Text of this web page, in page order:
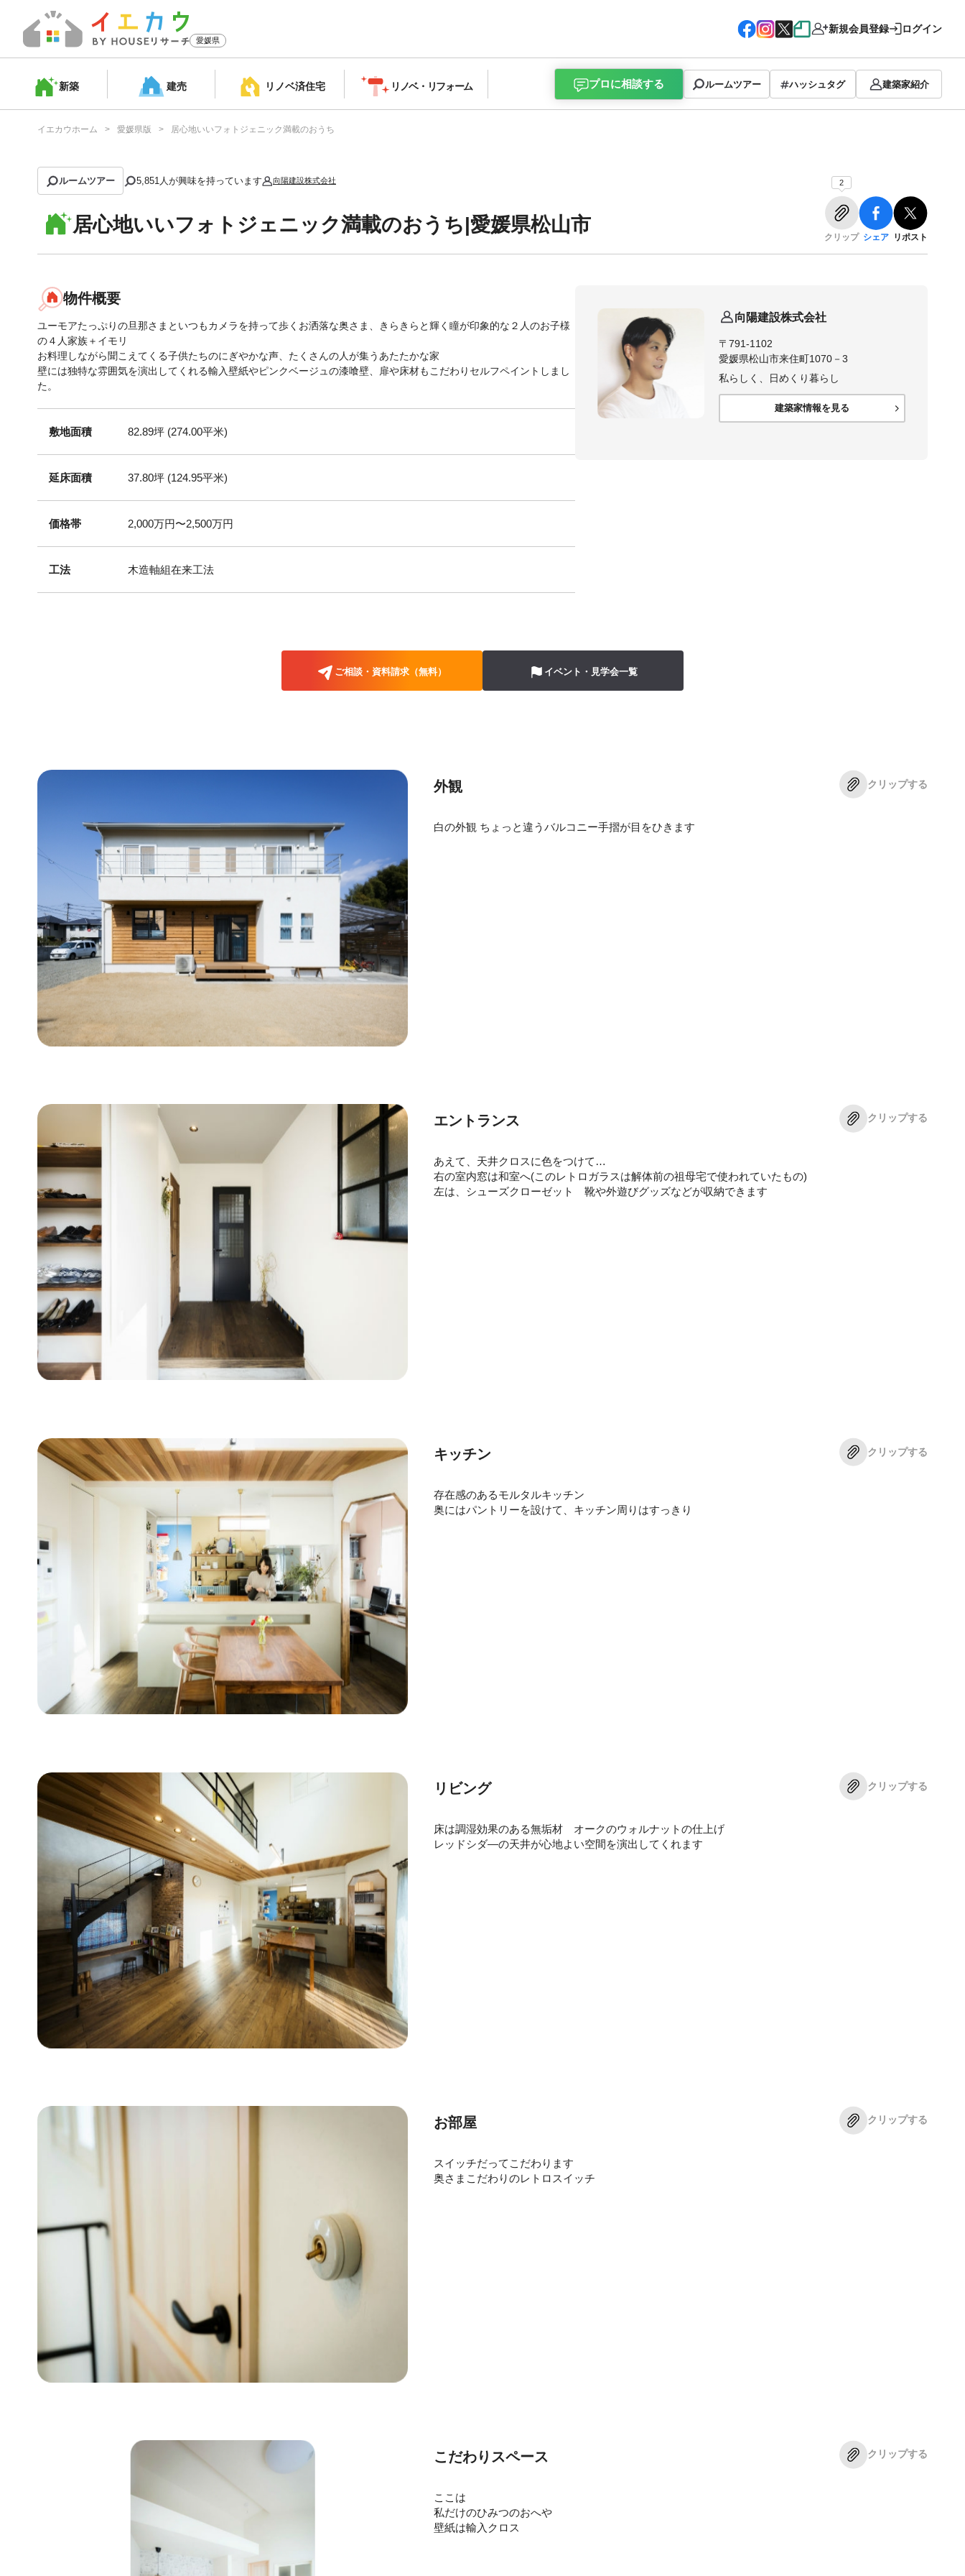
愛媛県
新規会員登録 ログイン
新築 建売 リノベ済住宅 リノベ・ リフォーム プロに相談する ルームツアー ハッシュタグ 建築家紹介
イエカウホーム 愛媛県版 居心地いいフォトジェニック満載のおうち
居心地いいフォトジェニック満載のおうち|愛媛県松山市
ルームツアー 5,851 人が興味を持っています 向陽建設株式会社 2
クリップ シェア リポスト
物件概要
ユーモアたっぷりの旦那さまといつもカメラを持って歩くお洒落な奥さま、きらきらと輝く瞳が印象的な２人のお子様
の４人家族＋イモリ
お料理しながら聞こえてくる子供たちのにぎやかな声、たくさんの人が集うあたたかな家
壁には独特な雰囲気を演出してくれる輸入壁紙やピンクベージュの漆喰壁、扉や床材もこだわりセルフペイントしまし
た。
敷地面積 82.89坪 (274.00平米)
延床面積 37.80坪 (124.95平米)
価格帯 2,000万円〜2,500万円
工法 木造軸組在来工法
向陽建設株式会社
〒791-1102
愛媛県松山市来住町1070－3
私らしく、日めくり暮らし
建築家情報を見る
ご相談・資料請求（無料） イベント・見学会一覧
外観
白の外観 ちょっと違うバルコニー手摺が目をひきます
クリップする
エントランス
あえて、天井クロスに色をつけて…
右の室内窓は和室へ(このレトロガラスは解体前の祖母宅で使われていたもの)
左は、シューズクローゼット 靴や外遊びグッズなどが収納できます
クリップする
キッチン
存在感のあるモルタルキッチン
奥にはパントリーを設けて、キッチン周りはすっきり
クリップする
リビング
床は調湿効果のある無垢材 オークのウォルナットの仕上げ
レッドシダ―の天井が心地よい空間を演出してくれます
クリップする
お部屋
スイッチだってこだわります
奥さまこだわりのレトロスイッチ
クリップする
こだわりスペース
ここは
私だけのひみつのおへや
壁紙は輸入クロス
クリップする